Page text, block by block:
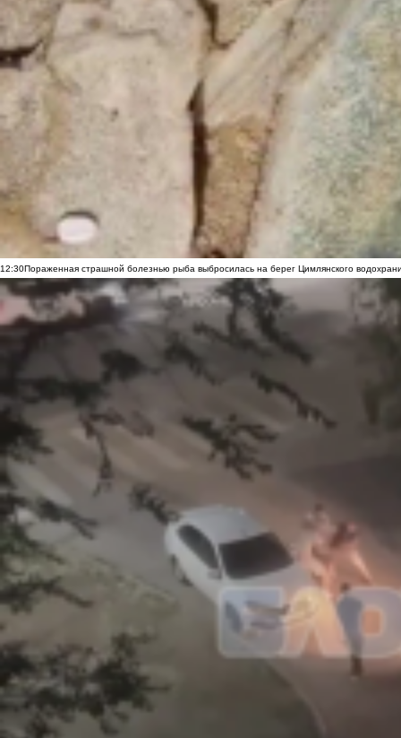
12:30Пораженная страшной болезнью рыба выбросилась на берег Цимлянского